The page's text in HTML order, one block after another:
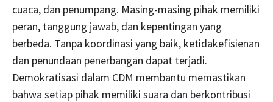
cuaca, dan penumpang. Masing-masing pihak memiliki
peran, tanggung jawab, dan kepentingan yang
berbeda. Tanpa koordinasi yang baik, ketidakefisienan
dan penundaan penerbangan dapat terjadi.
Demokratisasi dalam CDM membantu memastikan
bahwa setiap pihak memiliki suara dan berkontribusi